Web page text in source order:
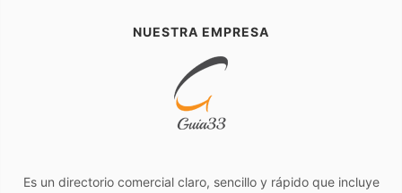
NUESTRA EMPRESA
Es un directorio comercial claro, sencillo y rápido que incluye